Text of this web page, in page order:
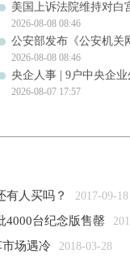
美国上诉法院维持对白
2026-08-08 08:46
公安部发布《公安机关
2026-08-08 08:46
央企人事 | 9户中央企
2026-08-07 17:57
有人买吗？ 2017-09-18
4000台纪念版售罄
场遇冷 2018-03-28